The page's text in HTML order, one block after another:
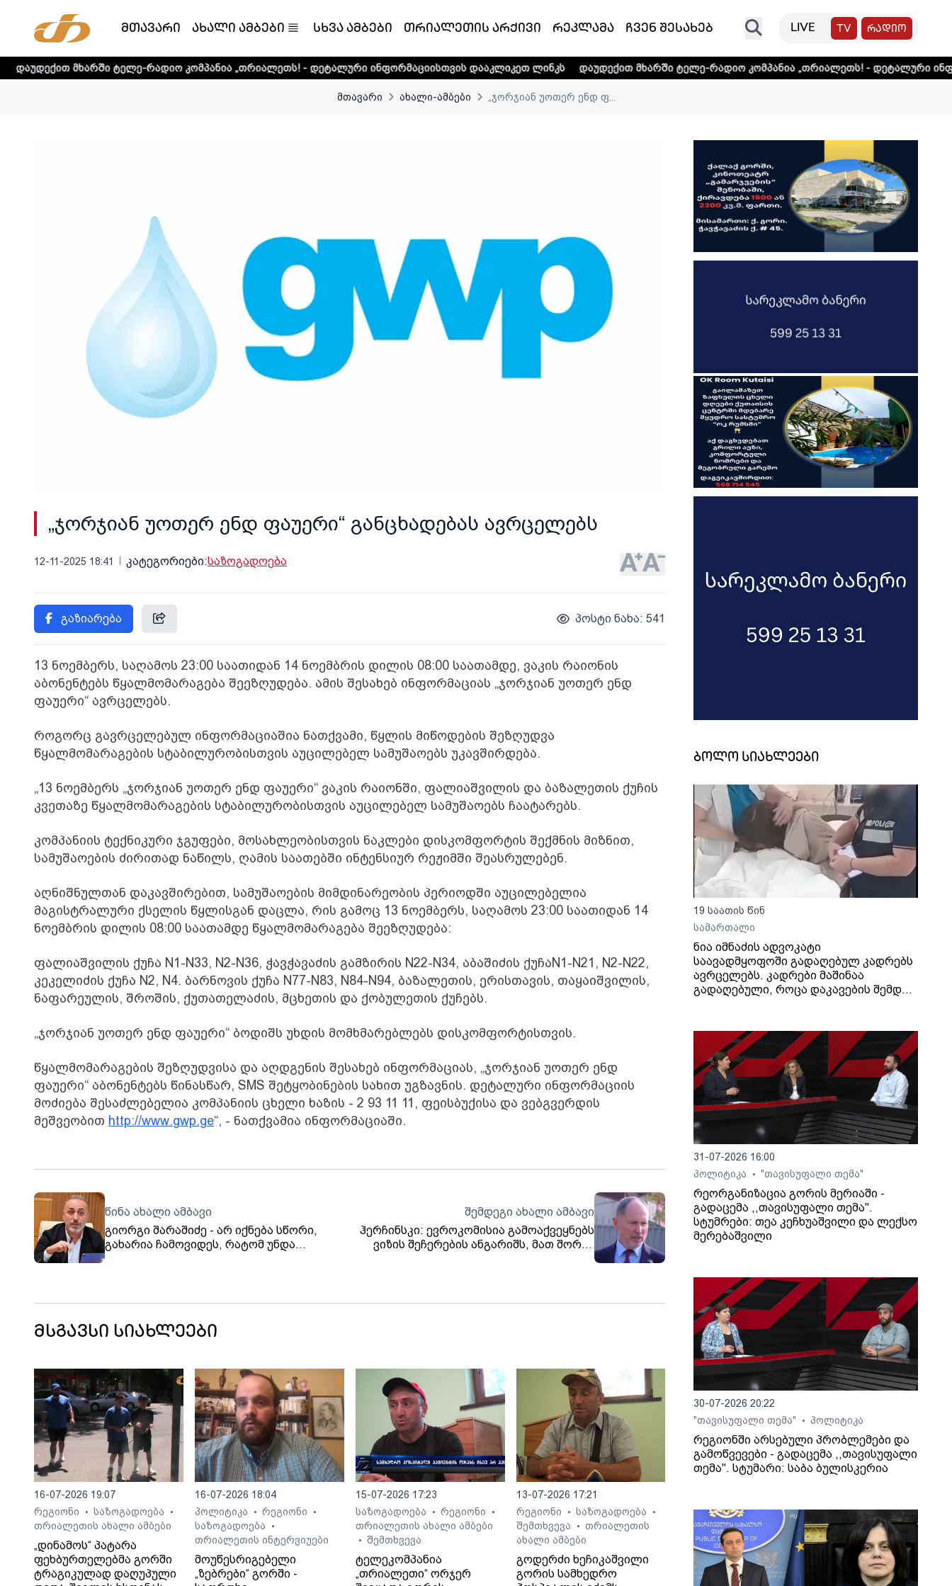
მთავარი ახალი ამბები სხვა ამბები თრიალეთის არქივი რეკლამა ჩვენ შესახებ LIVE TV რადიო
ტელე-რადიო კომპანია „თრიალეთს! - დეტალური ინფორმაციისთვის დააკლიკეთ ლინკს დაუდექით მხარში ტელე-რადიო კომპანია „თრიალეთს! - დეტალური
მთავარი ახალი-ამბები „ჯორჯიან უოთერ ენდ ფ...
„ჯორჯიან უოთერ ენდ ფაუერი“ განცხადებას ავრცელებს
12-11-2025 18:41 კატეგორიები:საზოგადოება
გაზიარება პოსტი ნახა: 541
13 ნოემბერს, საღამოს 23:00 საათიდან 14 ნოემბრის დილის 08:00 საათამდე, ვაკის რაიონის
აბონენტებს წყალმომარაგება შეეზღუდება. ამის შესახებ ინფორმაციას „ჯორჯიან უოთერ ენდ
ფაუერი“ ავრცელებს.
როგორც გავრცელებულ ინფორმაციაშია ნათქვამი, წყლის მიწოდების შეზღუდვა
წყალმომარაგების სტაბილურობისთვის აუცილებელ სამუშაოებს უკავშირდება.
„13 ნოემბერს „ჯორჯიან უოთერ ენდ ფაუერი“ ვაკის რაიონში, ფალიაშვილის და ბაზალეთის ქუჩის
კვეთაზე წყალმომარაგების სტაბილურობისთვის აუცილებელ სამუშაოებს ჩაატარებს.
კომპანიის ტექნიკური ჯგუფები, მოსახლეობისთვის ნაკლები დისკომფორტის შექმნის მიზნით,
სამუშაოების ძირითად ნაწილს, ღამის საათებში ინტენსიურ რეჟიმში შეასრულებენ.
აღნიშნულთან დაკავშირებით, სამუშაოების მიმდინარეობის პერიოდში აუცილებელია
მაგისტრალური ქსელის წყლისგან დაცლა, რის გამოც 13 ნოემბერს, საღამოს 23:00 საათიდან 14
ნოემბრის დილის 08:00 საათამდე წყალმომარაგება შეეზღუდება:
ფალიაშვილის ქუჩა N1-N33, N2-N36, ჭავჭავაძის გამზირის N22-N34, აბაშიძის ქუჩაN1-N21, N2-N22,
კეკელიძის ქუჩა N2, N4. ბარნოვის ქუჩა N77-N83, N84-N94, ბაზალეთის, ერისთავის, თაყაიშვილის,
ნაფარეულის, შროშის, ქუთათელაძის, მცხეთის და ქობულეთის ქუჩებს.
„ჯორჯიან უოთერ ენდ ფაუერი“ ბოდიშს უხდის მომხმარებლებს დისკომფორტისთვის.
წყალმომარაგების შეზღუდვისა და აღდგენის შესახებ ინფორმაციას, „ჯორჯიან უოთერ ენდ
ფაუერი“ აბონენტებს წინასწარ, SMS შეტყობინების სახით უგზავნის. დეტალური ინფორმაციის
მოძიება შესაძლებელია კომპანიის ცხელი ხაზის - 2 93 11 11, ფეისბუქისა და ვებგვერდის
მეშვეობით http://www.gwp.ge“, - ნათქვამია ინფორმაციაში.
წინა ახალი ამბავი
გიორგი შარაშიძე - არ იქნება სწორი,
გახარია ჩამოვიდეს, რატომ უნდა
შემდეგი ახალი ამბავი
ჰერჩინსკი: ევროკომისია გამოაქვეყნებს
ვიზის შეჩერების ანგარიშს, მათ შორის
საქართველოსთვისაც
მსგავსი სიახლეები
16-07-2026 19:07
რეგიონი
• საზოგადოება •
თრიალეთის ახალი ამბები
„დინამოს“ პატარა
ფეხბურთელებმა გორში
ტრაგიკულად დაღუპული
16-07-2026 18:04
პოლიტიკა
• რეგიონი •
საზოგადოება •
თრიალეთის ინტერვიუები
მოუწესრიგებელი
„ზებრები“ გორში -
15-07-2026 17:23
საზოგადოება
• რეგიონი •
თრიალეთის ახალი ამბები
• შემთხვევა
ტელეკომპანია
„თრიალეთი“ ორჯერ
13-07-2026 17:21
რეგიონი
• საზოგადოება •
შემთხვევა • თრიალეთის
ახალი ამბები
გოდერძი ხეჩიკაშვილი
გორის სამხედრო
ბოლო სიახლეები
19 საათის წინ
სამართალი
ნია იმნაძის ადვოკატი
საავადმყოფოში გადაღებულ კადრებს
ავრცელებს. კადრები მაშინაა
გადაღებული, როცა დაკავების შემდეგ
31-07-2026 16:00
პოლიტიკა
• "თავისუფალი თემა"
რეორგანიზაცია გორის მერიაში -
გადაცემა ,,თავისუფალი თემა".
სტუმრები: თეა კეჩხუაშვილი და ლექსო
მერებაშვილი
30-07-2026 20:22
"თავისუფალი თემა"
• პოლიტიკა
რეგიონში არსებული პრობლემები და
გამოწვევები - გადაცემა ,,თავისუფალი
თემა". სტუმარი: საბა ბულისკერია